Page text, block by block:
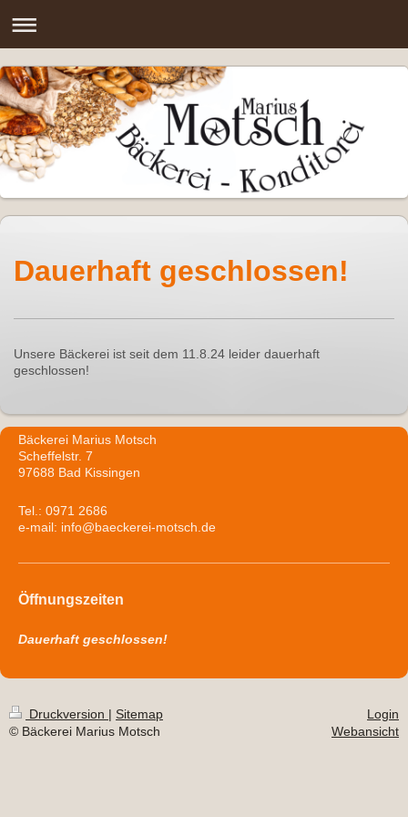
Dauerhaft geschlossen!
Unsere Bäckerei ist seit dem 11.8.24 leider dauerhaft
geschlossen!
Bäckerei Marius Motsch
Scheffelstr. 7
97688 Bad Kissingen
Tel.: 0971 2686
e-mail: info@baeckerei-motsch.de
Öffnungszeiten
Dauerhaft geschlossen!
Druckversion | Sitemap
© Bäckerei Marius Motsch
Login
Webansicht